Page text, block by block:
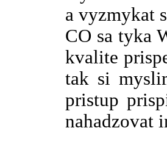
a vyzmykat
CO sa tyka
kvalite
tak si
pristup
nahadzovat